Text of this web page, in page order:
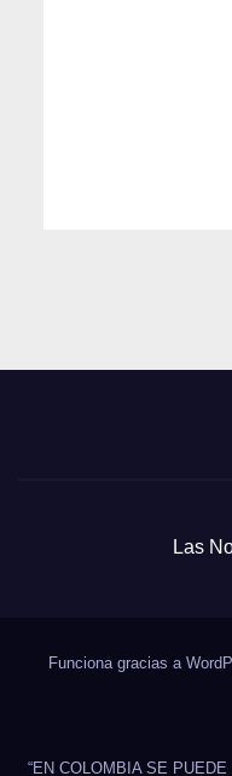
Las
Funciona gracias a
“EN COLOMBIA SE